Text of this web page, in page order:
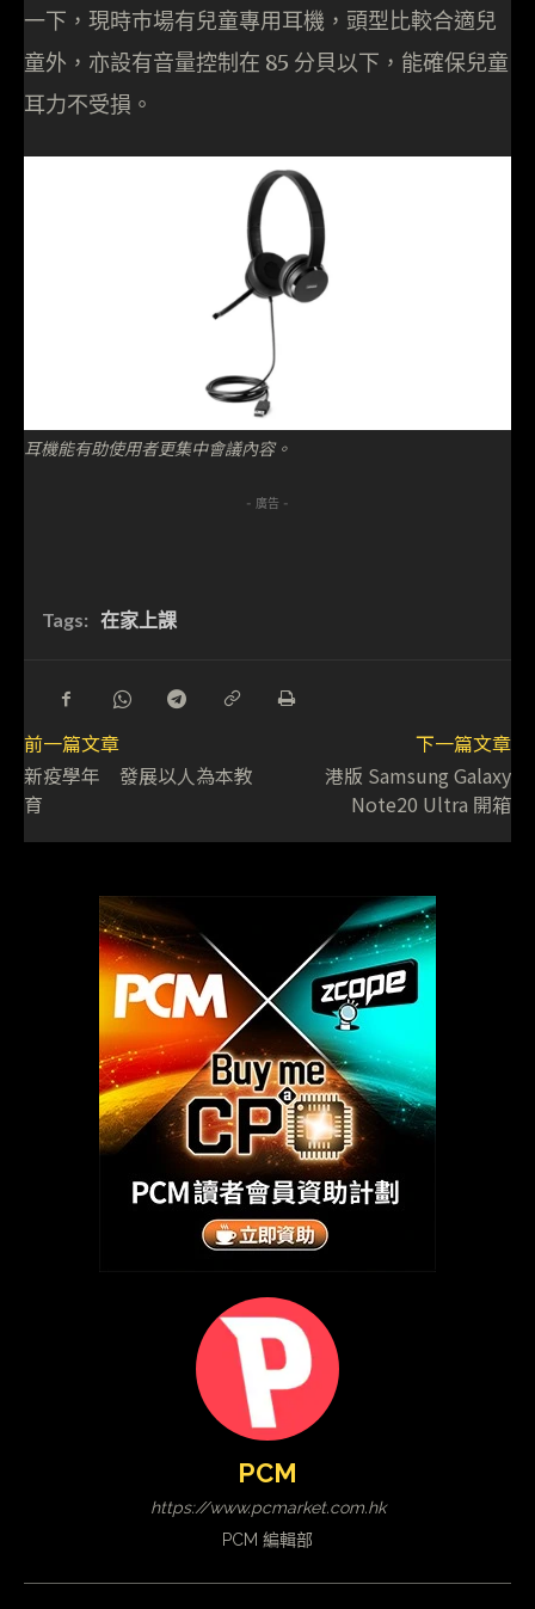
一下，現時巿場有兒童專用耳機，頭型比較合適兒
童外，亦設有音量控制在 85 分貝以下，能確保兒童
耳力不受損。
耳機能有助使用者更集中會議內容。
- 廣告 -
Tags: 在家上課
前一篇文章
新疫學年 發展以人為本教
育
下一篇文章
港版 Samsung Galaxy
Note20 Ultra 開箱
PCM
https://www.pcmarket.com.hk
PCM 編輯部